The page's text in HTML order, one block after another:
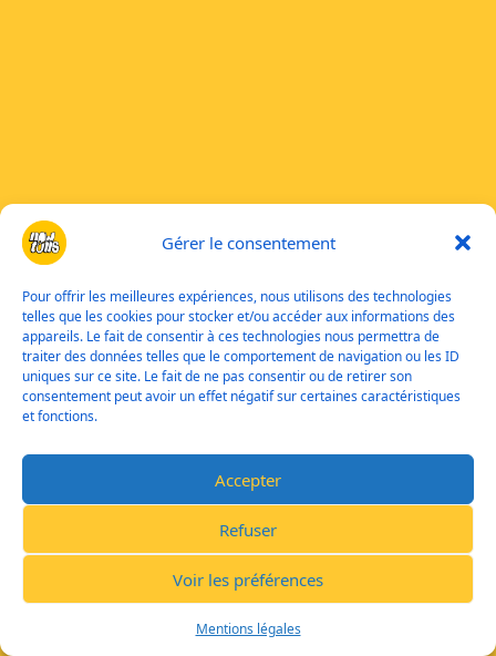
Gérer le consentement
Pour offrir les meilleures expériences, nous utilisons des technologies
telles que les cookies pour stocker et/ou accéder aux informations des
appareils. Le fait de consentir à ces technologies nous permettra de
traiter des données telles que le comportement de navigation ou les ID
uniques sur ce site. Le fait de ne pas consentir ou de retirer son
consentement peut avoir un effet négatif sur certaines caractéristiques
et fonctions.
Accepter
Refuser
Voir les préférences
Mentions légales